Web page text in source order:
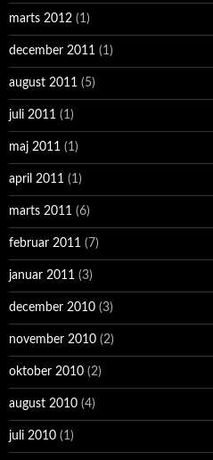
marts 2012 (1)
december 2011 (1)
august 2011 (5)
juli 2011 (1)
maj 2011 (1)
april 2011 (1)
marts 2011 (6)
februar 2011 (7)
januar 2011 (3)
december 2010 (3)
november 2010 (2)
oktober 2010 (2)
august 2010 (4)
juli 2010 (1)